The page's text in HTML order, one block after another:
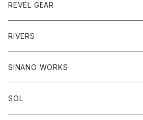
REVEL GEAR
RIVERS
SINANO WORKS
SOL